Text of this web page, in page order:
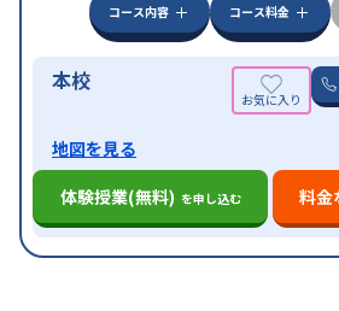
コース内容
コース料金
本校
地図を見る
体験授業(無料) を申し込む 料金